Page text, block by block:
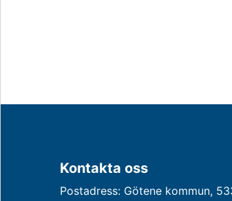
Kontakta oss
Postadress: Götene kommun,